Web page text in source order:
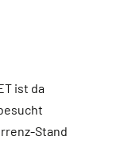
ist da
Stand